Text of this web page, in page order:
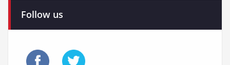
Follow us